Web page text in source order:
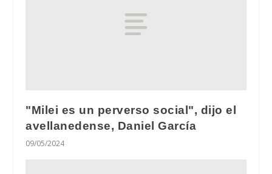
"Milei es un perverso social", dijo el
avellanedense, Daniel García
09/05/2024